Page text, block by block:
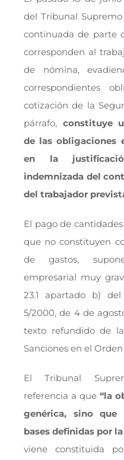
del Tribunal
continuada de parte
corresponden al
de nómina,
correspondientes
cotización de la
párrafo, constituye
de las obligaciones
en la
indemnizada del
del trabajador
El pago de
que no constituyen
de gastos,
empresarial muy
23.1 apartado b)
5/2000, de 4 de
texto refundido de
Sanciones en el Orden
El Tribunal
referencia a que “la
genérica, sino que
bases definidas por
viene constituida